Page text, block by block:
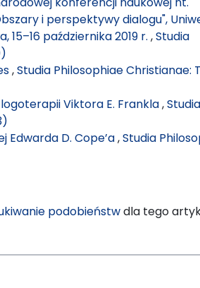
i perspektywy dialogu",
15–16 października 2019 r. ,Studia
,Studia Philosophiae Christianae:
Viktora E. Frankla,Studia
Edwarda D. Cope’a,Studia
podobieństwdla tego